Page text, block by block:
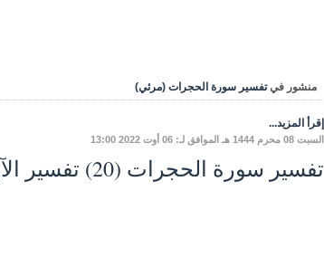
منشور في تفسير سورة الحجرات (مرئي)
إقرأ المزيد...
السبت 08 محرم 1444 هـ الموافق لـ: 06 أوت 2022 13:00
تفسير سورة الحجرات (20) تفسير الآية 10 {إنّما المؤمنون إخوة}